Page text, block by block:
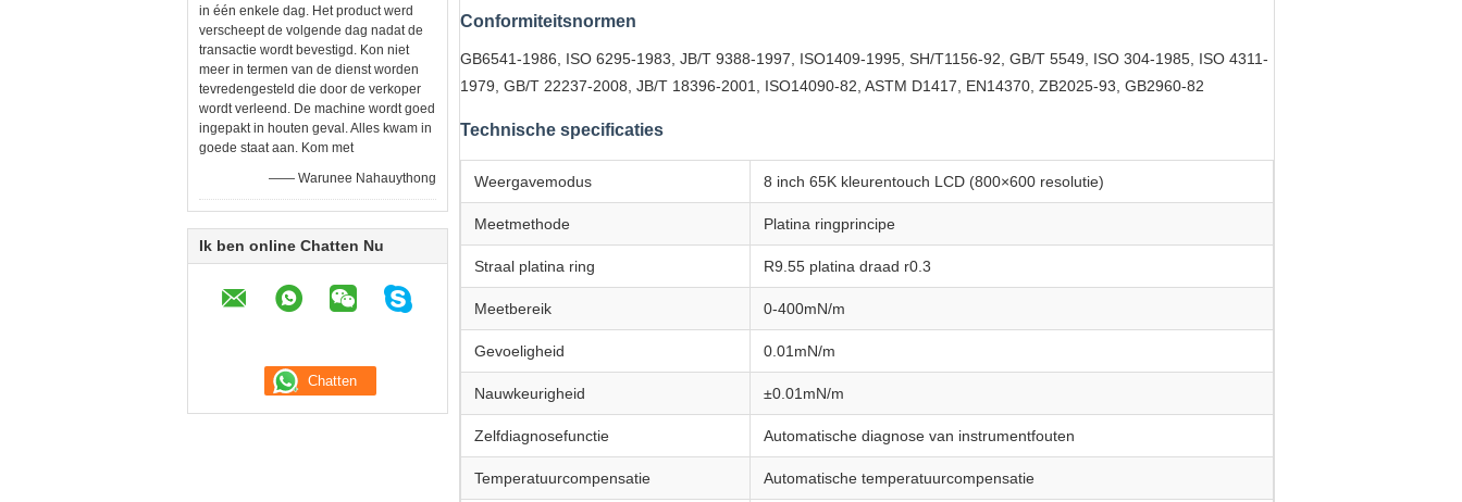
in één enkele dag. Het product werd
verscheept de volgende dag nadat de
transactie wordt bevestigd. Kon niet
meer in termen van de dienst worden
tevredengesteld die door de verkoper
wordt verleend. De machine wordt goed
ingepakt in houten geval. Alles kwam in
goede staat aan. Kom met
—— Warunee Nahauythong
Ik ben online Chatten Nu
Conformiteitsnormen
GB6541-1986, ISO 6295-1983, JB/T 9388-1997, ISO1409-1995, SH/T1156-92, GB/T 5549, ISO 304-1985, ISO 4311-
1979, GB/T 22237-2008, JB/T 18396-2001, ISO14090-82, ASTM D1417, EN14370, ZB2025-93, GB2960-82
Technische specificaties
Weergavemodus 8 inch 65K kleurentouch LCD (800×600 resolutie)
Meetmethode Platina ringprincipe
Straal platina ring R9.55 platina draad r0.3
Meetbereik 0-400mN/m
Gevoeligheid 0.01mN/m
Nauwkeurigheid ±0.01mN/m
Zelfdiagnosefunctie Automatische diagnose van instrumentfouten
Temperatuurcompensatie Automatische temperatuurcompensatie